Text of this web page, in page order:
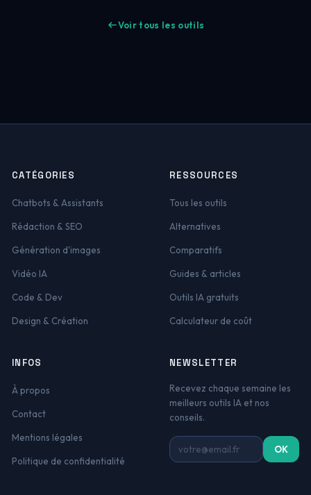
Voir tous les outils
CATÉGORIES
Chatbots & Assistants
Rédaction & SEO
Génération d'images
Vidéo IA
Code & Dev
Design & Création
RESSOURCES
Tous les outils
Alternatives
Comparatifs
Guides & articles
Outils IA gratuits
Calculateur de coût
INFOS
À propos
Contact
Mentions légales
Politique de confidentialité
NEWSLETTER
Recevez chaque semaine les
meilleurs outils IA et nos
conseils.
Adresse email OK